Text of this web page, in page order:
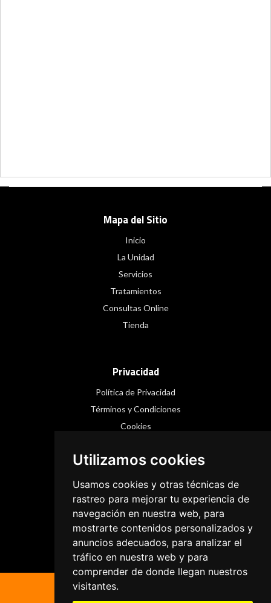
Utilizamos cookies
Usamos cookies y otras técnicas de
rastreo para mejorar tu experiencia de
navegación en nuestra web, para
mostrarte contenidos personalizados y
anuncios adecuados, para analizar el
tráfico en nuestra web y para
comprender de donde llegan nuestros
visitantes.
Mapa del Sitio
Inicio
La Unidad
Servicios
Tratamientos
Consultas Online
Tienda
Privacidad
Política de Privacidad
Términos y Condiciones
Cookies
Instagram
Facebook
Threads